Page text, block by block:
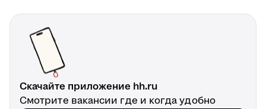
Скачайте приложение hh.ru
Смотрите вакансии где и когда удобно